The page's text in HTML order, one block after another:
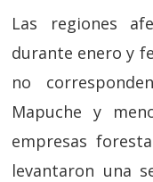
Las regiones
durante enero y
no
Mapuche y
empresas
levantaron una